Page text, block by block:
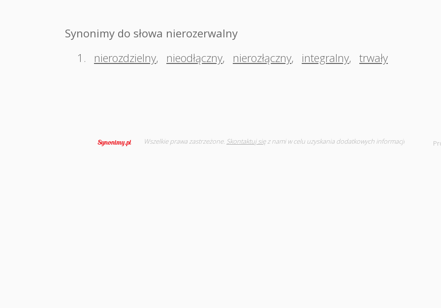
Synonimy do słowa nierozerwalny
1.
nierozdzielny, nieodłączny, nierozłączny, integralny, trwały
Wszelkie prawa zastrzeżone. Skontaktuj sięz nami w celu uzyskania dodatkowych informacji